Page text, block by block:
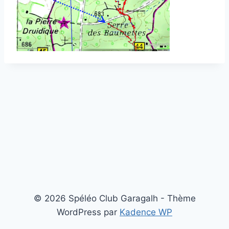
© 2026 Spéléo Club Garagalh - Thème
WordPress par Kadence WP